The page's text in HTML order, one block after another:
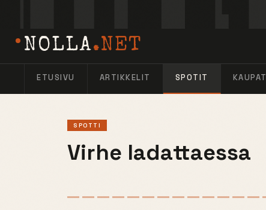
NOLLA.NET
ETUSIVU ARTIKKELIT SPOTIT KAUPAT
SPOTTI
Virhe ladattaessa